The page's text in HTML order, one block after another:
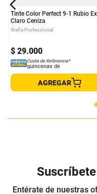
Tinte Color Perfect 9-1 Rubio
Claro Ceniza
Wella Professional
$ 29.000
Cuota de Referencia*
quincenas de
AGREGAR
Entérate de nuestras